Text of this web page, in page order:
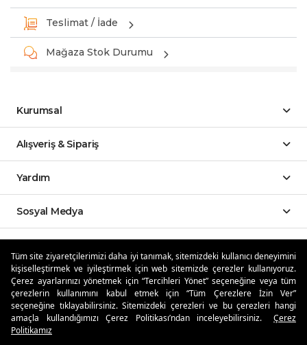
Tüm site ziyaretçilerimizi daha iyi tanımak, sitemizdeki kullanıcı deneyimini
kişiselleştirmek ve iyileştirmek için web sitemizde çerezler kullanıyoruz.
Çerez ayarlarınızı yönetmek için “Tercihleri Yönet” seçeneğine veya tüm
çerezlerin kullanımını kabul etmek için “Tüm Çerezlere İzin Ver”
seçeneğine tıklayabilirsiniz. Sitemizdeki çerezleri ve bu çerezleri hangi
amaçla kullandığımızı Çerez Politikası’ndan inceleyebilirsiniz.
Çerez
Politikamız
Teslimat / İade
Mağaza Stok Durumu
Kurumsal
Alışveriş & Sipariş
Yardım
Sosyal Medya
Özdilekteyim'de Taksit Avantajları
Güvenli Alışveriş